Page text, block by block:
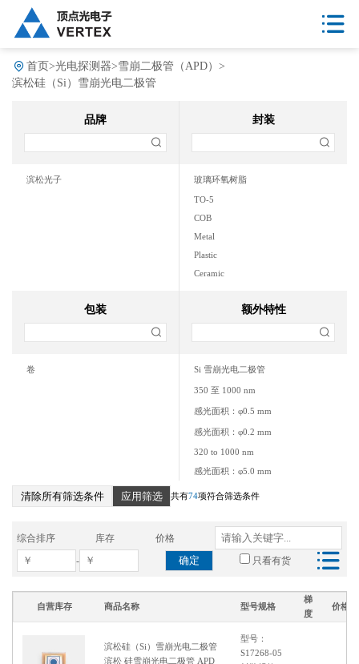
首页 >光电探测器>雪崩二极管（APD） >
滨松硅（Si）雪崩光电二极管
品牌
滨松光子
封装
玻璃环氧树脂
TO-5
COB
Metal
Plastic
Ceramic
包装
卷
额外特性
Si 雪崩光电二极管
350 至 1000 nm
感光面积：φ0.5 mm
感光面积：φ0.2 mm
320 to 1000 nm
感光面积：φ5.0 mm
感光面积：φ3.0 mm
感光面积：φ1.0 mm
850 至 950 nm
850 to 950 nm
400 to 1150 nm
清除所有筛选条件 应用筛选 共有74项符合筛选条件
综合排序 库存 价格
- 确定 只看有货
自营库存 商品名称 型号规格
梯
度
价格
滨松硅（Si）雪崩光电二极管
滨松 硅雪崩光电二极管 APD
型号：
S17268-05